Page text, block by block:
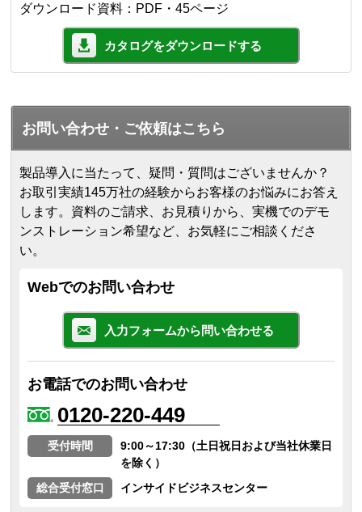
ダウンロード資料：PDF・45ページ
カタログをダウンロードする
お問い合わせ・ご依頼はこちら
製品導入に当たって、疑問・質問はございませんか？
お取引実績145万社の経験からお客様のお悩みにお答え
します。 資料のご請求、お見積りから、実機でのデモ
ンストレーション希望など、お気軽にご相談くださ
い。
Webでのお問い合わせ
入力フォームから問い合わせる
お電話でのお問い合わせ
0120-220-449
受付時間
9:00～17:30（土日祝日および当社休業日
を除く）
総合受付窓口
インサイドビジネスセンター